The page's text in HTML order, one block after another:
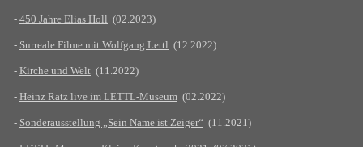
- 450 Jahre Elias Holl (02.2023)
- Surreale Filme mit Wolfgang Lettl (12.2022)
- Kirche und Welt (11.2022)
- Heinz Ratz live im LETTL-Museum (02.2022)
- Sonderausstellung „Sein Name ist Zeiger“ (11.2021)